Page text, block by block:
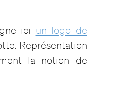
ici un logo de
Représentation
la notion de